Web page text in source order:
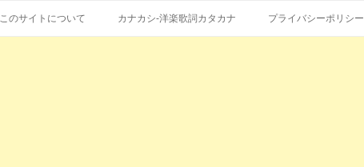
和訳、英語の意味、読み方
ン
ン
このサイトについて カナカシ-洋楽歌詞カタカナ プライバシーポリシー